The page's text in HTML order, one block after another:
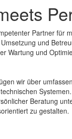
Partner für
und
Wartung und
wir über
Beratung
zu gestalten.